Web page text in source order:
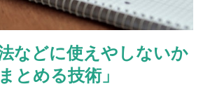
実験では、１０９５人の Facebook ユ
いだ、これまでと同じように使い続ける
ール群）、辞めてみるグループに分けら
、 Facebook断ちという「処理」を受けた
などに使えやしないか
とめる技術」